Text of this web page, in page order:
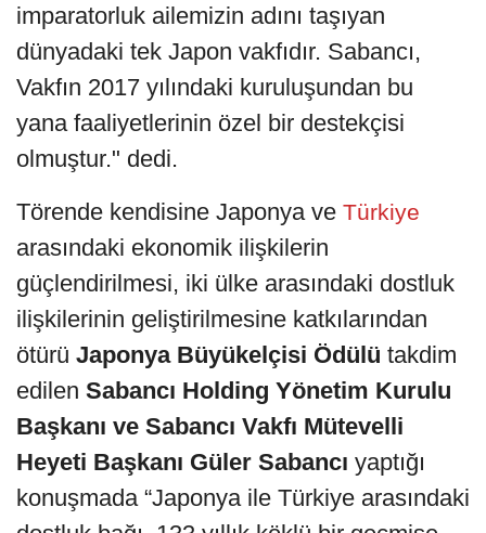
imparatorluk ailemizin adını taşıyan
dünyadaki tek Japon vakfıdır. Sabancı,
Vakfın 2017 yılındaki kuruluşundan bu
yana faaliyetlerinin özel bir destekçisi
olmuştur." dedi.
Törende kendisine Japonya ve Türkiye
arasındaki ekonomik ilişkilerin
güçlendirilmesi, iki ülke arasındaki dostluk
ilişkilerinin geliştirilmesine katkılarından
ötürü Japonya Büyükelçisi Ödülü takdim
edilen Sabancı Holding Yönetim Kurulu
Başkanı ve Sabancı Vakfı Mütevelli
Heyeti Başkanı Güler Sabancı yaptığı
konuşmada “Japonya ile Türkiye arasındaki